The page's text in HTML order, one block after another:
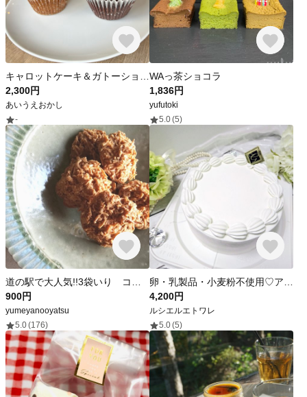
2,300円
あいうえおかし
-
WAっ茶ショコラ
1,836円
yufutoki
5.0(5)
900円
yumeyanooyatsu
5.0(176)
4,200円
ルシエルエトワレ
5.0(5)